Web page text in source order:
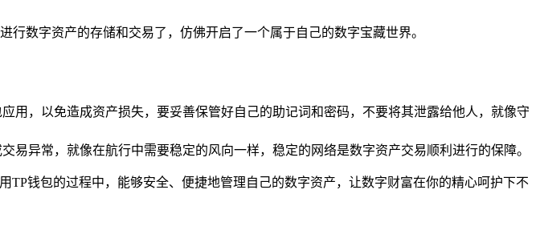
数字资产的存储和交易了，仿佛开启了一个属于自己的数字宝藏世界。
用，以免造成资产损失，要妥善保管好自己的助记词和密码，不要将其泄露给他人，就像守
易异常，就像在航行中需要稳定的风向一样，稳定的网络是数字资产交易顺利进行的保障。
钱包的过程中，能够安全、便捷地管理自己的数字资产，让数字财富在你的精心呵护下不